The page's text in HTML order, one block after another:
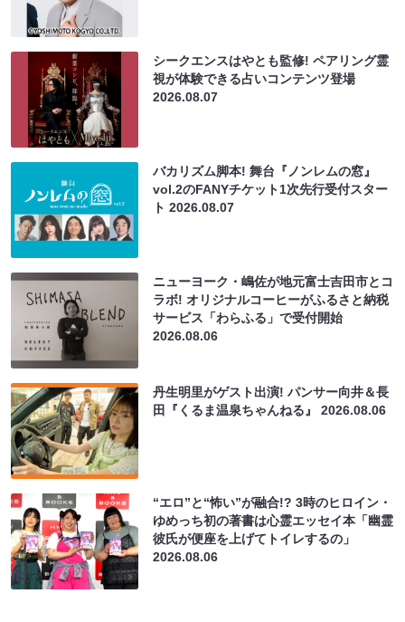
シークエンスはやとも監修! ペアリング霊
視が体験できる占いコンテンツ登場
2026.08.07
バカリズム脚本! 舞台『ノンレムの窓』
vol.2のFANYチケット1次先行受付スター
ト2026.08.07
ニューヨーク・嶋佐が地元富士吉田市とコ
ラボ! オリジナルコーヒーがふるさと納税
サービス「わらふる」で受付開始
2026.08.06
丹生明里がゲスト出演! パンサー向井＆長
田『くるま温泉ちゃんねる』2026.08.06
“エロ”と“怖い”が融合!? 3時のヒロイン・
ゆめっち初の著書は心霊エッセイ本「幽霊
彼氏が便座を上げてトイレするの」
2026.08.06